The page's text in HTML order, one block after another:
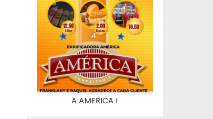
A AMERICA !